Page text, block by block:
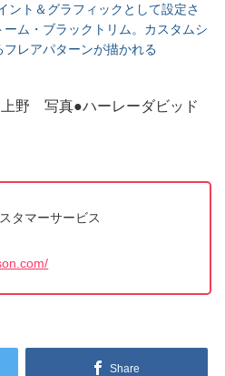
ント＆グラフィックとして設定さ
ム・ブラックトリム。カスタムシ
レアパターンが描かれる
野 写真●ハーレーダビッド
タマーサービス
Share